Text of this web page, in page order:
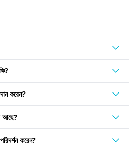
করেন?
আছে?
করেন?